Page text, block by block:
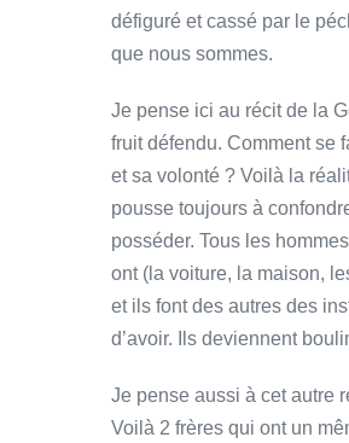
défiguré et cassé par le
que nous sommes.
Je pense ici au récit de la
fruit défendu. Comment se
et sa volonté ? Voilà la
pousse toujours à
posséder. Tous les
ont (la voiture, la maison,
et ils font des autres des
d’avoir. Ils deviennent
Je pense aussi à cet autre
Voilà 2 frères qui ont un